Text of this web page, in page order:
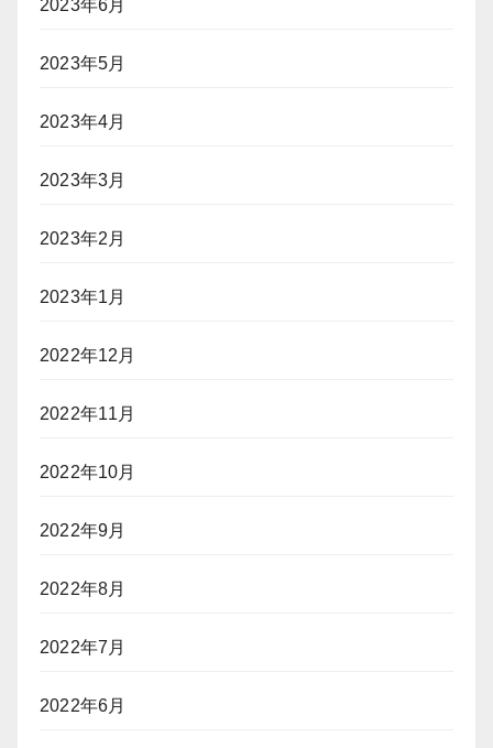
2023年6月
2023年5月
2023年4月
2023年3月
2023年2月
2023年1月
2022年12月
2022年11月
2022年10月
2022年9月
2022年8月
2022年7月
2022年6月